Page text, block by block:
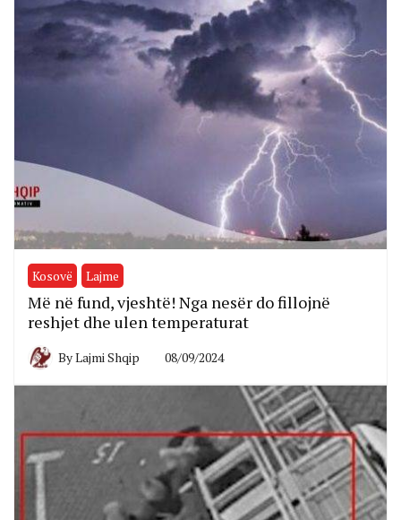
Kosovë Lajme
Më në fund, vjeshtë! Nga nesër do fillojnë
reshjet dhe ulen temperaturat
ByLajmi Shqip 08/09/2024